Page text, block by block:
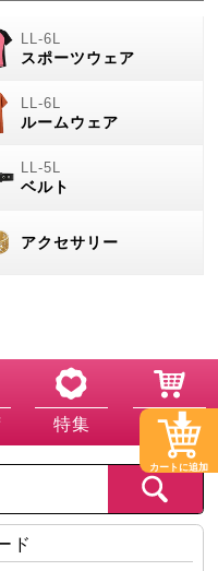
スポーツウェア
ルームウェア
ベルト
アクセサリー
特集 カート
ド
カートに追加